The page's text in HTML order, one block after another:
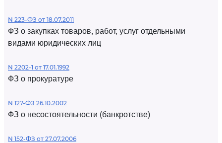
N 223-ФЗ от 18.07.2011
ФЗ о закупках товаров, работ, услуг отдельными
видами юридических лиц
N 2202-1 от 17.01.1992
ФЗ о прокуратуре
N 127-ФЗ 26.10.2002
ФЗ о несостоятельности (банкротстве)
N 152-ФЗ от 27.07.2006